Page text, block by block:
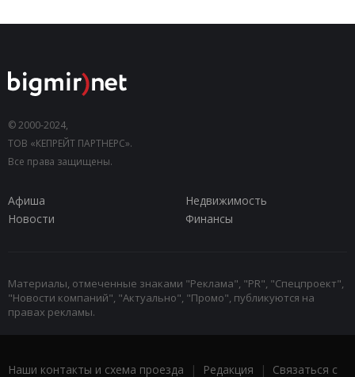
© 2000-2024,
ТОВ «КЕПРЕЙТ ПАРТНЕРС».
Все права защищены.
Афиша
Недвижимость
Новости
Финансы
Материалы, отмеченные знаками "Реклама", "PR", "Спецпроект",
"Новости компаний", "Актуально", "Промо", публикуются на
правах рекламы.
Наши контакты и схема проезда | Редакция | Связаться с